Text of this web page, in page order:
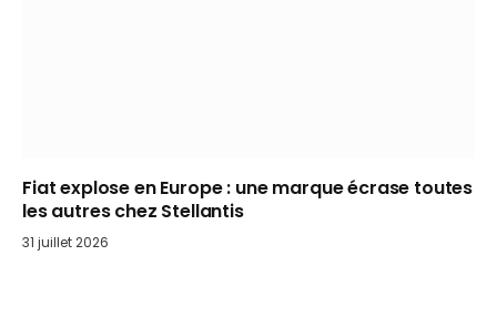
Fiat explose en Europe : une marque écrase toutes
les autres chez Stellantis
31 juillet 2026